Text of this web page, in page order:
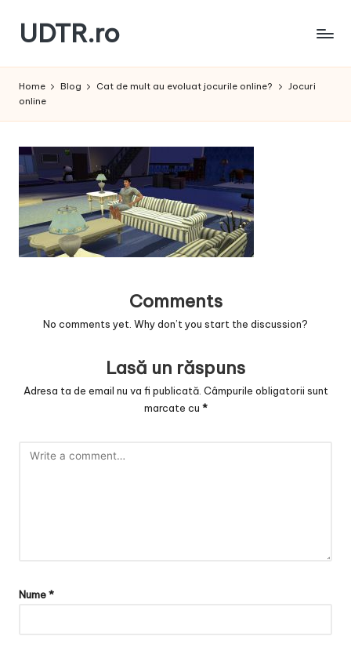
Skip
content
UDTR.ro
te
Home Blog Cat de mult au evoluat jocurile online?
Jocuri
online
Comments
No comments yet. Why don’t you start the discussion?
Lasă un răspuns
Adresa ta de email nu va fi publicată. Câmpurile obligatorii sunt
marcate cu *
Nume*